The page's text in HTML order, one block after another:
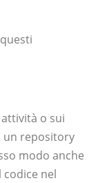
o sui
un repository
modo anche
nel